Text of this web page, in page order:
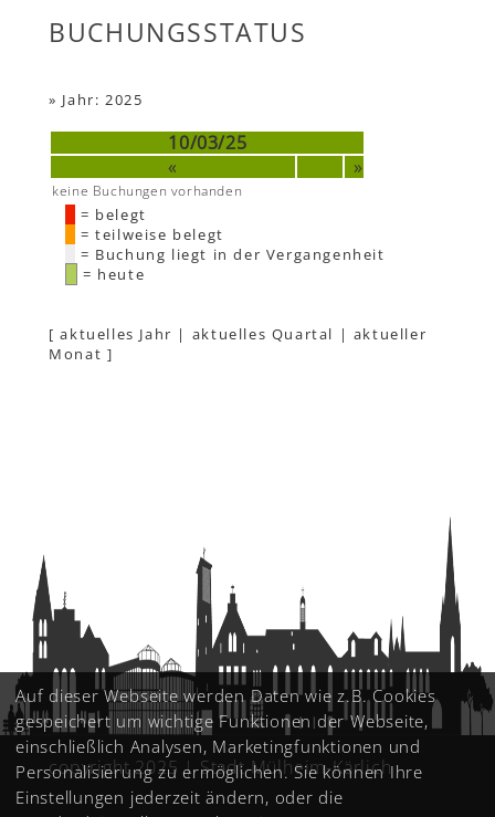
BUCHUNGSSTATUS
» Jahr: 2025
10/03/25
«
»
keine Buchungen vorhanden
= belegt
= teilweise belegt
= Buchung liegt in der Vergangenheit
= heute
[aktuelles Jahr | aktuelles Quartal | aktueller
Monat ]
copyright 2025 | Stadt Mülheim-Kärlich
Auf dieser Webseite werden Daten wie z.B. Cookies
gespeichert um wichtige Funktionen der Webseite,
einschließlich Analysen, Marketingfunktionen und
Personalisierung zu ermöglichen. Sie können Ihre
Einstellungen jederzeit ändern, oder die